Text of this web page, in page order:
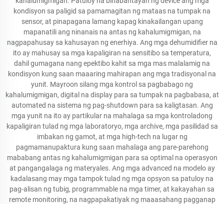
kondisyon sa paligid sa pamamagitan ng mataas na tumpak na
sensor, at pinapagana lamang kapag kinakailangan upang
mapanatili ang ninanais na antas ng kahalumigmigan, na
nagpapahusay sa kahusayan ng enerhiya. Ang mga dehumidifier na
ito ay mahusay sa mga kapaligiran na sensitibo sa temperatura,
dahil gumagana nang epektibo kahit sa mga mas malalamig na
kondisyon kung saan maaaring mahirapan ang mga tradisyonal na
yunit. Mayroon silang mga kontrol sa pagbabago ng
kahalumigmigan, digital na display para sa tumpak na pagbabasa, at
automated na sistema ng pag-shutdown para sa kaligtasan. Ang
mga yunit na ito ay partikular na mahalaga sa mga kontroladong
kapaligiran tulad ng mga laboratoryo, mga archive, mga pasilidad sa
imbakan ng gamot, at mga high-tech na lugar ng
pagmamanupaktura kung saan mahalaga ang pare-parehong
mababang antas ng kahalumigmigan para sa optimal na operasyon
at pangangalaga ng materyales. Ang mga advanced na modelo ay
kadalasang may mga tampok tulad ng mga opsyon sa patuloy na
pag-alisan ng tubig, programmable na mga timer, at kakayahan sa
remote monitoring, na nagpapakatiyak ng maaasahang pagganap